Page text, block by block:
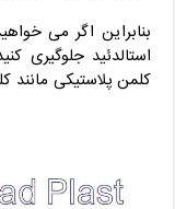
بنابراین اگر می
استالدئید جلوگیری
کلمن پلاستیکی مانند